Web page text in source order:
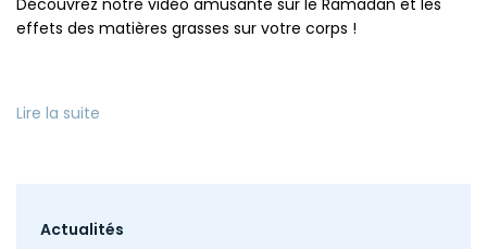
Découvrez notre vidéo amusante sur le Ramadan et les
effets des matières grasses sur votre corps !
Lire la suite
Footer
Actualités